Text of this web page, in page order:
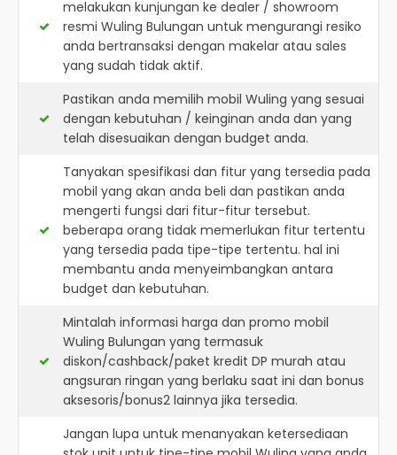
melakukan kunjungan ke dealer / showroom
resmi Wuling Bulungan untuk mengurangi resiko
anda bertransaksi dengan makelar atau sales
yang sudah tidak aktif.
Pastikan anda memilih mobil Wuling yang sesuai
dengan kebutuhan / keinginan anda dan yang
telah disesuaikan dengan budget anda.
Tanyakan spesifikasi dan fitur yang tersedia pada
mobil yang akan anda beli dan pastikan anda
mengerti fungsi dari fitur-fitur tersebut.
beberapa orang tidak memerlukan fitur tertentu
yang tersedia pada tipe-tipe tertentu. hal ini
membantu anda menyeimbangkan antara
budget dan kebutuhan.
Mintalah informasi harga dan promo mobil
Wuling Bulungan yang termasuk
diskon/cashback/paket kredit DP murah atau
angsuran ringan yang berlaku saat ini dan bonus
aksesoris/bonus2 lainnya jika tersedia.
Jangan lupa untuk menanyakan ketersediaan